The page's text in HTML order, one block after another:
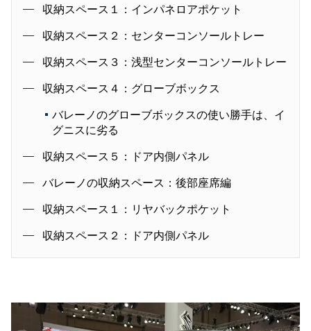
収納スペース１：インパネロアポケット
収納スペース２：センターコンソールトレー
収納スペース３：浅型センターコンソールトレー
収納スペース４：グローブボックス
バレーノのグローブボックスの使い勝手は、イ
グニスに劣る
収納スペース５：ドア内側パネル
バレーノの収納スペース：後部座席編
収納スペース１：リヤバックポケット
収納スペース２：ドア内側パネル